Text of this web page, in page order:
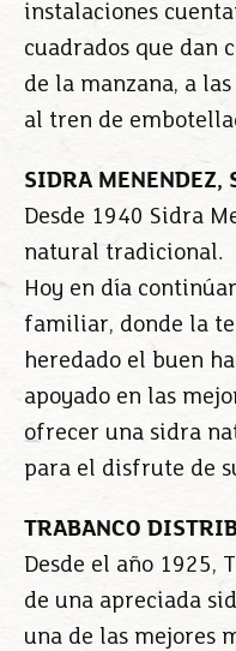
instalaciones
cuadrados que dan
de la manzana, a
al tren de
SIDRA MENENDEZ,
Desde 1940 Sidra
natural tradicional.
Hoy en día
familiar, donde la
heredado el buen
apoyado en las
ofrecer una sidra
para el disfrute de
TRABANCO
Desde el año 1925,
de una apreciada
una de las mejores